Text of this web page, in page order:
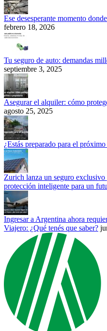
Ese desesperante momento
febrero 18, 2026
Tu seguro de auto: demandas
septiembre 3, 2025
Asegurar el alquiler: cómo
agosto 25, 2025
¿Estás preparado para el
Zurich lanza un seguro exclusivo
protección inteligente para un
Ingresar a Argentina ahora
Viajero: ¿Qué tenés que saber?